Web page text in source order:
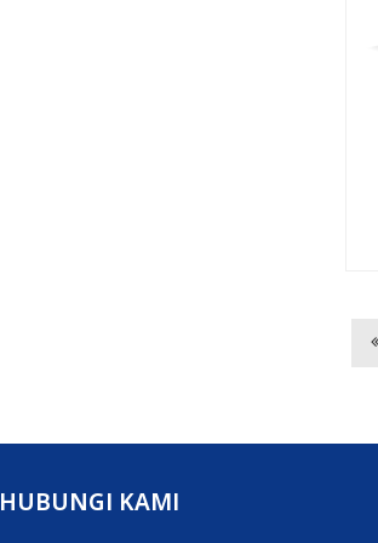
HUBUNGI KAMI